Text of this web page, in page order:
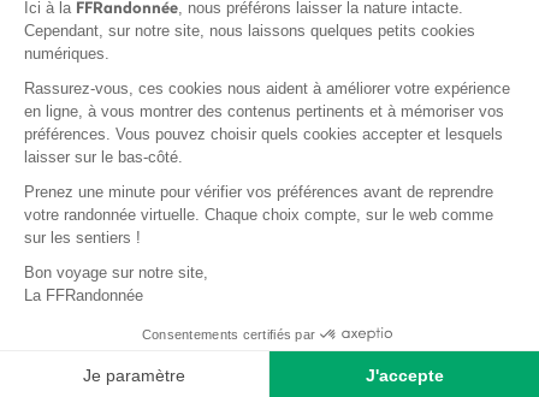
Protection des données
Politique de confidentialité
Base documentaire
Ici à la FFRandonnée, nous préférons laisser la nature intacte.
Cependant, sur notre site, nous laissons quelques petits cookies
numériques.
Rassurez-vous, ces cookies nous aident à améliorer votre expérience
en ligne, à vous montrer des contenus pertinents et à mémoriser vos
préférences. Vous pouvez choisir quels cookies accepter et lesquels
laisser sur le bas-côté.
Prenez une minute pour vérifier vos préférences avant de reprendre
votre randonnée virtuelle. Chaque choix compte, sur le web comme
sur les sentiers !
Bon voyage sur notre site,
La FFRandonnée
Consentements certifiés par
Je paramètre J'accepte